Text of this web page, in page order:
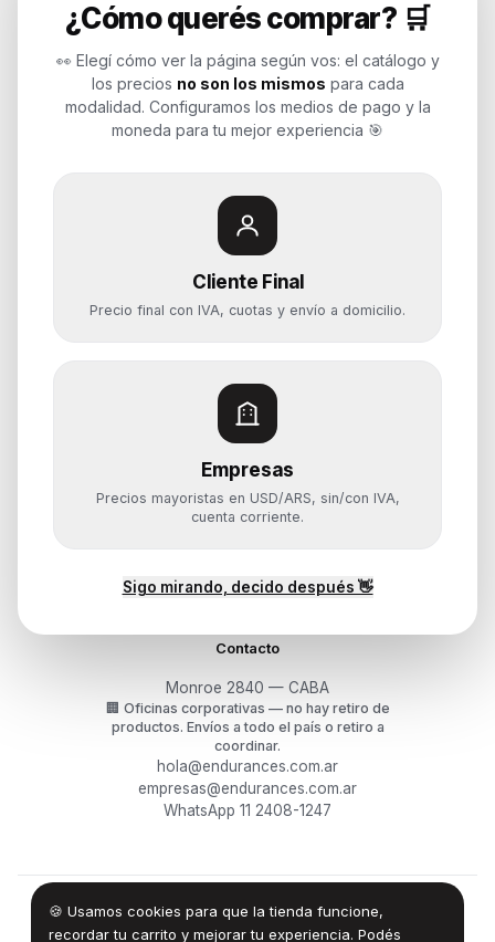
¿Cómo querés comprar? 🛒
👀 Elegí cómo ver la página según vos: el catálogo y
los precios no son los mismos para cada
modalidad. Configuramos los medios de pago y la
moneda para tu mejor experiencia 🎯
Cliente Final
Precio final con IVA, cuotas y envío a domicilio.
Empresas
Precios mayoristas en USD/ARS, sin/con IVA,
cuenta corriente.
Sigo mirando, decido después 👋
🍪 Usamos cookies para que la tienda funcione,
recordar tu carrito y mejorar tu experiencia. Podés
Soluciones de tecnología para
Potenciamos tu mundo.
Time to work
Categorías
Notebooks
Computadoras y PCs
Componentes
Almacenamiento
Monitores y Pantallas
Ayuda
Mis pedidos
¿Cómo querés comprar?
Contacto
Monroe 2840 — CABA
🏢 Oficinas corporativas — no hay retiro de
productos. Envíos a todo el país o retiro a
coordinar.
hola@endurances.com.ar
empresas@endurances.com.ar
WhatsApp 11 2408-1247
© 2026Endurances Technology SA · CUIT 30-71861942-0
Términos·Privacidad ·Devoluciones